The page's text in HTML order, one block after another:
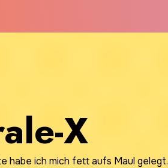
X
habe ich mich fett aufs Maul gelegt.